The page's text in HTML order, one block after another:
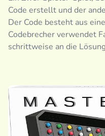
Code erstellt und der
Der Code besteht aus
Codebrecher verwendet
schrittweise an die